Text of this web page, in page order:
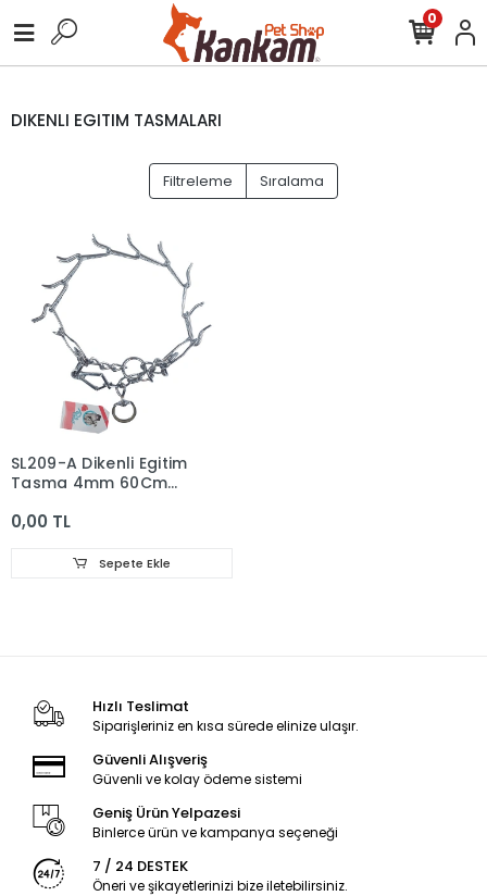
0
DIKENLI EGITIM TASMALARI
Filtreleme Sıralama
SL209-A Dikenli Egitim
Tasma 4mm 60Cm
0,00 TL
Sepete Ekle
Hızlı Teslimat
Siparişleriniz en kısa sürede elinize ulaşır.
Güvenli Alışveriş
Güvenli ve kolay ödeme sistemi
Geniş Ürün Yelpazesi
Binlerce ürün ve kampanya seçeneği
7 / 24 DESTEK
Öneri ve şikayetlerinizi bize iletebilirsiniz.